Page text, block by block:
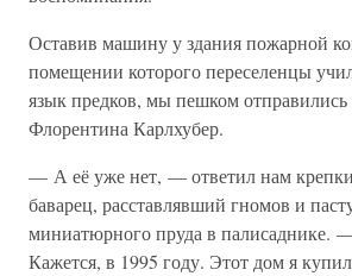
Оставив машину у здания пожарной
помещении которого переселенцы
язык предков, мы пешком
Флорентина Карлхубер.
— А её уже нет, — ответил нам
баварец, расставлявший гномов и
миниатюрного пруда в палисаднике.
Кажется, в 1995 году. Этот дом я